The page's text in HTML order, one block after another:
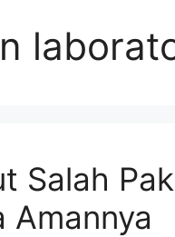
Salah
Amannya